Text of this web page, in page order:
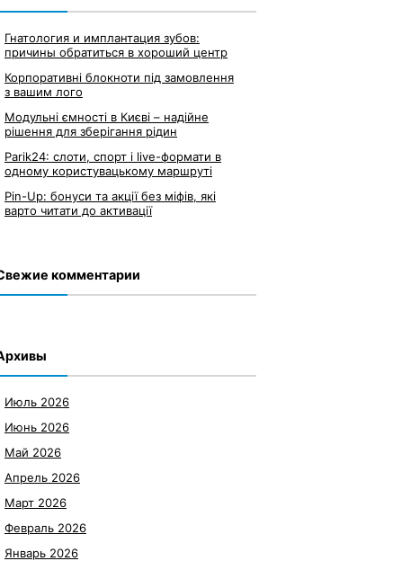
Гнатология и имплантация зубов:
причины обратиться в хороший центр
Корпоративні блокноти під замовлення
з вашим лого
Модульні ємності в Києві – надійне
рішення для зберігання рідин
Parik24: слоти, спорт і live-формати в
одному користувацькому маршруті
Pin-Up: бонуси та акції без міфів, які
варто читати до активації
комментарии
Июль 2026
Июнь 2026
Май 2026
Апрель 2026
Март 2026
Февраль 2026
Январь 2026